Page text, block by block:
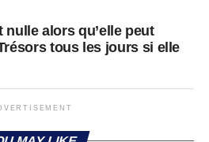
nulle alors qu’elle peut
tous les jours si elle